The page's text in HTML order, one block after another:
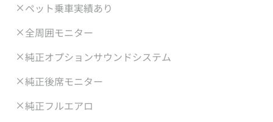
ペット乗車実績あり
全周囲モニター
純正オプションサウンドシステム
純正後席モニター
純正フルエアロ